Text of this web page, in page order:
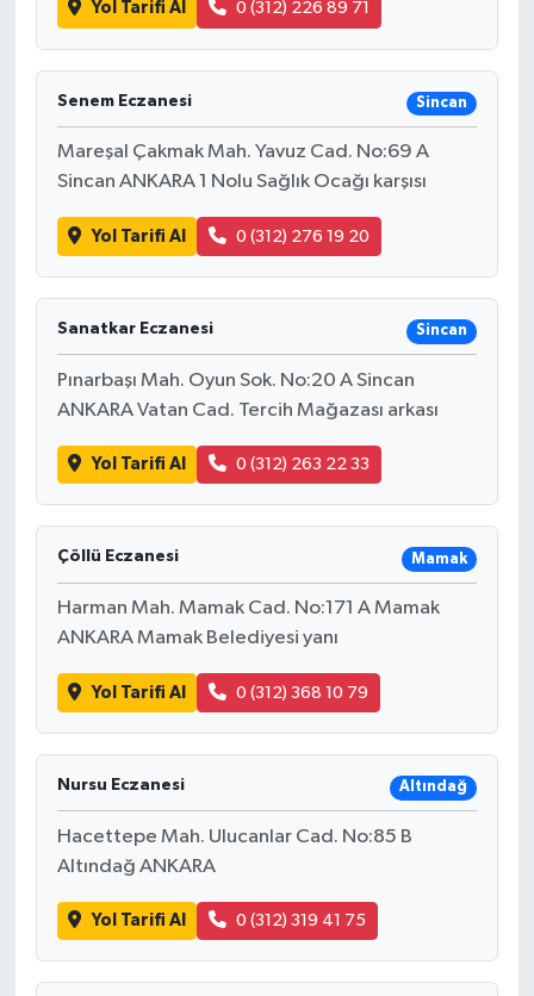
Yol Tarifi Al 0 (312) 226 89 71
Senem Eczanesi Sincan
Mareşal Çakmak Mah. Yavuz Cad. No:69 A
Sincan ANKARA 1 Nolu Sağlık Ocağı karşısı
Yol Tarifi Al 0 (312) 276 19 20
Sanatkar Eczanesi Sincan
Pınarbaşı Mah. Oyun Sok. No:20 A Sincan
ANKARA Vatan Cad. Tercih Mağazası arkası
Yol Tarifi Al 0 (312) 263 22 33
Çöllü Eczanesi Mamak
Harman Mah. Mamak Cad. No:171 A Mamak
ANKARA Mamak Belediyesi yanı
Yol Tarifi Al 0 (312) 368 10 79
Nursu Eczanesi Altındağ
Hacettepe Mah. Ulucanlar Cad. No:85 B
Altındağ ANKARA
Yol Tarifi Al 0 (312) 319 41 75